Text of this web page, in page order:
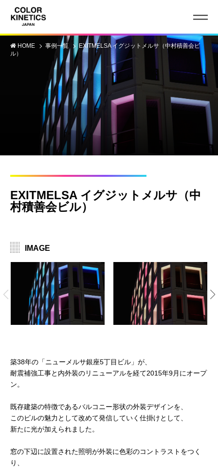
HOME 事例一覧
EXITMELSA イグジットメルサ（中村積善会ビ
ル）
EXITMELSA イグジットメルサ（中
村積善会ビル）
IMAGE
築38年の「ニューメルサ銀座5丁目ビル」が、
耐震補強工事と内外装のリニューアルを経て2015年9月にオープ
ン。
既存建築の特徴であるバルコニー形状の外装デザインを、
このビルの魅力として改めて発信していく仕掛けとして、
新たに光が加えられました。
窓の下辺に設置された照明が外装に色彩のコントラストをつく
り、